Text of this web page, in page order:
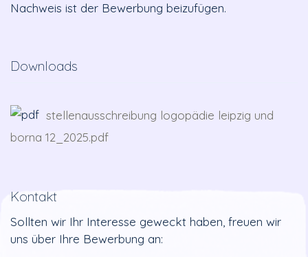
Nachweis ist der Bewerbung beizufügen.
Downloads
stellenausschreibung logopädie leipzig und
borna 12_2025.pdf
Kontakt
Sollten wir Ihr Interesse geweckt haben, freuen wir
uns über Ihre Bewerbung an: